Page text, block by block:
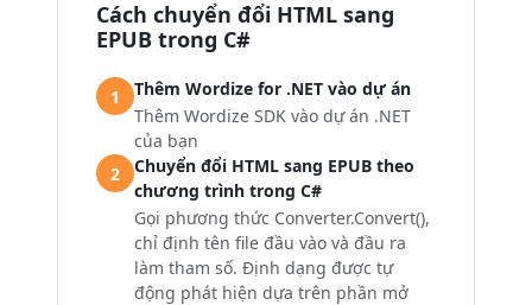
Cách chuyển đổi HTML sang
EPUB trong C#
1
Thêm Wordize for .NET vào dự án
Thêm Wordize SDK vào dự án .NET
của bạn
2
Chuyển đổi HTML sang EPUB theo
chương trình trong C#
Gọi phương thức Converter.Convert(),
chỉ định tên file đầu vào và đầu ra
làm tham số. Định dạng được tự
động phát hiện dựa trên phần mở